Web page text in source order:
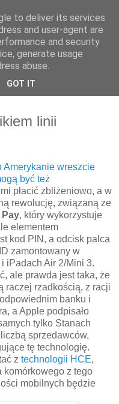
linii
Amerykanie wreszcie
być też
płacić zbliżeniowo, a w
rewolucję, związaną ze
, który wykorzystuje
elementem
kod PIN, a odcisk palca
zamontowany w
iPadach Air 2/Mini 3.
ale prawda jest taka, że
raczej rzadkością, z racji
banku i
a Apple podpisało
tylko Stanach
sprzedawców,
tę technologię.
z technologii HCE,
komórkowego z tego
mobilnych będzie
to deliver its services
and user-agent are
and security
generate usage
abuse.
GOT IT